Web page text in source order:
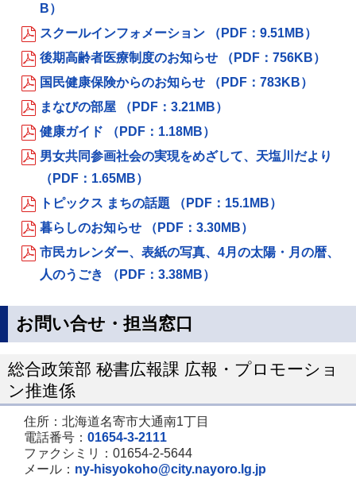
B）
スクールインフォメーション （PDF：9.51MB）
後期高齢者医療制度のお知らせ （PDF：756KB）
国民健康保険からのお知らせ （PDF：783KB）
まなびの部屋 （PDF：3.21MB）
健康ガイド （PDF：1.18MB）
男女共同参画社会の実現をめざして、天塩川だより
（PDF：1.65MB）
トピックス まちの話題 （PDF：15.1MB）
暮らしのお知らせ （PDF：3.30MB）
市民カレンダー、表紙の写真、4月の太陽・月の暦、
人のうごき （PDF：3.38MB）
お問い合せ・担当窓口
総合政策部 秘書広報課 広報・プロモーショ
ン推進係
住所：北海道名寄市大通南1丁目
電話番号： 01654-3-2111
ファクシミリ：01654-2-5644
メール： ny-hisyokoho@city.nayoro.lg.jp